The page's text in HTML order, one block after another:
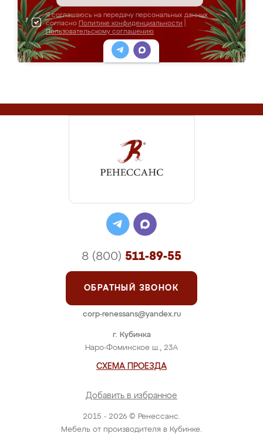
Я соглашаюсь на передачу персональных данных
согласно Политике конфиденциальности
Пользовательскому соглашению
2015 - 2026 © Ренессанс.
Мебель от производителя в Кубинке.
г. Кубинка
Наро-Фоминское ш., 23А
СХЕМА ПРОЕЗДА
Добавить в избранное
8 (800) 511-89-55
ОБРАТНЫЙ ЗВОНОК
corp-renessans@yandex.ru